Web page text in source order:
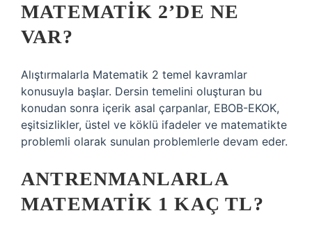
MATEMATIK 2’DE NE
VAR?
Alıştırmalarla Matematik 2 temel kavramlar
konusuyla başlar. Dersin temelini oluşturan bu
konudan sonra içerik asal çarpanlar, EBOB-EKOK,
eşitsizlikler, üstel ve köklü ifadeler ve matematikte
problemli olarak sunulan problemlerle devam eder.
ANTRENMANLARLA
MATEMATIK 1 KAÇ TL?